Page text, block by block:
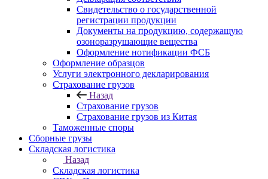
Свидетельство о государственной
регистрации продукции
Документы на продукцию, содержащую
озоноразрушающие вещества
Оформление нотификации ФСБ
Оформление образцов
Услуги электронного декларирования
Страхование грузов
Назад
Страхование грузов
Страхование грузов из Китая
Таможенные споры
Сборные грузы
Складская логистика
Назад
Складская логистика